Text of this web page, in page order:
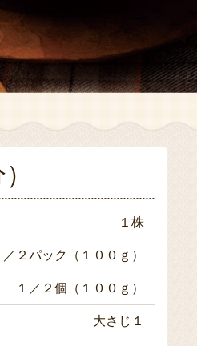
１株
／２パック（１００ｇ）
１／２個（１００ｇ）
大さじ１